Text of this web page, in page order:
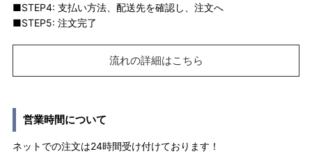
■STEP4: 支払い方法、配送先を確認し、注文へ
■STEP5: 注文完了
流れの詳細はこちら
営業時間について
ネットでの注文は24時間受け付けております！